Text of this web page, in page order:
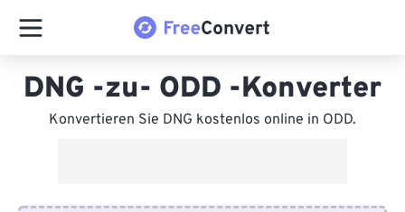
DNG -zu- ODD -Konverter
Konvertieren Sie DNG kostenlos online in ODD.